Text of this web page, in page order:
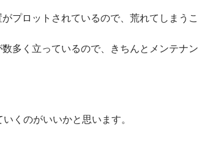
プロットされているので、荒れてしまうこ
多く立っているので、きちんとメンテナン
くのがいいかと思います。